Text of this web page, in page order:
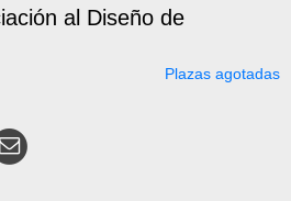
al Diseño de
Plazas agotadas